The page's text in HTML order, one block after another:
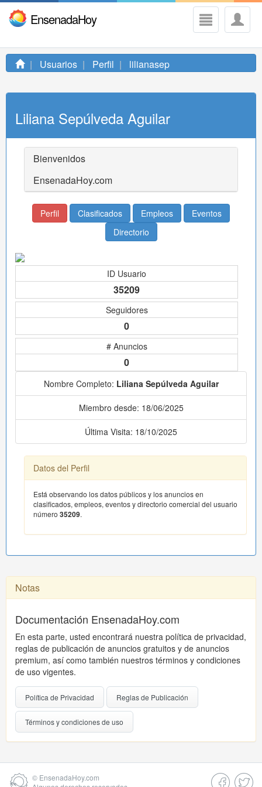
EnsenadaHoy
Usuarios Perfil lilianasep
Liliana Sepúlveda Aguilar
Bienvenidos
EnsenadaHoy.com
Perfil Clasificados Empleos
Eventos
Directorio
ID Usuario
35209
Seguidores
0
# Anuncios
0
Nombre Completo: Liliana Sepúlveda Aguilar
Miembro desde: 18/06/2025
Última Visita: 18/10/2025
Datos del Perfil
Está observando los datos públicos y los anuncios en
clasificados, empleos, eventos y directorio comercial del usuario
número 35209.
Notas
Documentación EnsenadaHoy.com
En esta parte, usted encontrará nuestra política de privacidad,
reglas de publicación de anuncios gratuitos y de anuncios
premium, así como también nuestros términos y condiciones
de uso vigentes.
Política de Privacidad Reglas de Publicación
Términos y condiciones de uso
© EnsenadaHoy.com